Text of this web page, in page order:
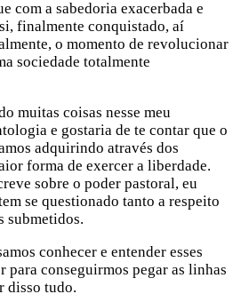
com a sabedoria exacerbada e
finalmente conquistado, aí
o momento de revolucionar
sociedade totalmente
muitas coisas nesse meu
e gostaria de te contar que o
adquirindo através dos
forma de exercer a liberdade.
sobre o poder pastoral, eu
se questionado tanto a respeito
submetidos.
conhecer e entender esses
para conseguirmos pegar as linhas
disso tudo.